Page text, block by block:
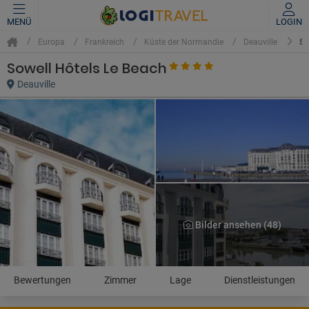
MENÜ LOGIN
Europa Frankreich Küste der Normandie Deauville
Sowell Hôtels Le Beach
Deauville
Bilder ansehen (48)
Bewertungen Zimmer Lage Dienstleistungen